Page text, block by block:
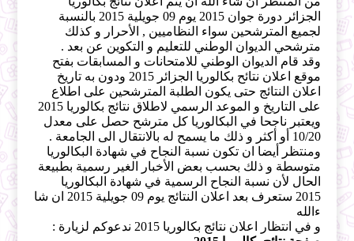
الجزائر دورة جوان 2015 يوم 09 جويلية 2015 بالنسبة
لجميع المترشحين سواء النظاميين , الأحرار و كذلك
مترشحي الديوان الوطني للتعليم و التكوين عن بعد .
وقد قام الديوان الوطني للامتحانات و المسابقات بفتح
موقع اعلان نتائح بكالوريا الجزائر 2015 ودون به تاريخ
اعلان النتائج حتى يكون الطلبة المترشحين على اطلاع
على التاريخ و الموعد الرسمي لاطلاق نتائج بكالوريا 2015
ويعتبر ناجحا في البكالوريا كل مترشح حصل على معدل
10/20 أو أكثر و ذلك ما يسمح له بالانتقال الى الجامعة .
ومنتظر أيضا ان تكون نسبة النجاح في شهادة البكالوريا
متوسطة و ذلك بحسب بعض الأخبار الغير رسمية بطبيعة
الحال لأن نسبة النجاح الرسمية في شهادة البكالوريا
2015 ستعرف بعد اعلان النتائج يوم 09 جويلية 2015 ان شا
ءالله
و في انتظار اعلان نتائج بكالوريا 2015 ندعوكم لزيارة :